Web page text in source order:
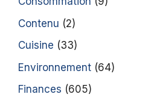
Contenu (2)
Cuisine (33)
Environnement (64)
Finances (605)